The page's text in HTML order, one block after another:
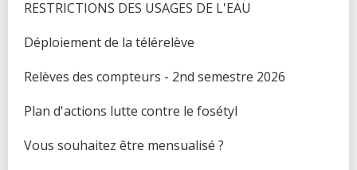
RESTRICTIONS DES USAGES DE L'EAU (
Déploiement de la télérelève (
Relèves des compteurs - 2nd semestre 2026 (
Plan d'actions lutte contre le fosétyl (
Vous souhaitez être mensualisé ? (